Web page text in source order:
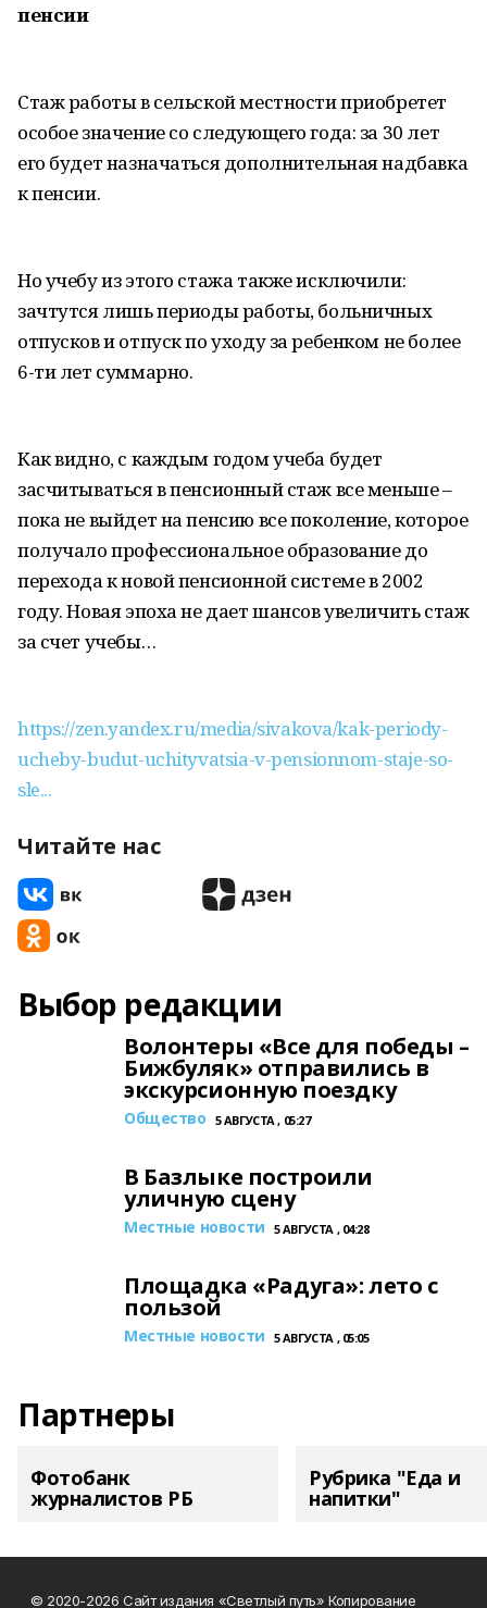
пенсии
Стаж работы в сельской местности приобретет
особое значение со следующего года: за 30 лет
его будет назначаться дополнительная надбавка
к пенсии.
Но учебу из этого стажа также исключили:
зачтутся лишь периоды работы, больничных
отпусков и отпуск по уходу за ребенком не более
6-ти лет суммарно.
Как видно, с каждым годом учеба будет
засчитываться в пенсионный стаж все меньше –
пока не выйдет на пенсию все поколение, которое
получало профессиональное образование до
перехода к новой пенсионной системе в 2002
году. Новая эпоха не дает шансов увеличить стаж
за счет учебы…
https://zen.yandex.ru/media/sivakova/kak-periody-
ucheby-budut-uchityvatsia-v-pensionnom-staje-so-
sle...
Читайте нас
Выбор редакции
Волонтеры «Все для победы –
Бижбуляк» отправились в
экскурсионную поездку
Общество 5 АВГУСТА , 05:27
В Базлыке построили
уличную сцену
Местные новости 5 АВГУСТА , 04:28
Площадка «Радуга»: лето с
пользой
Местные новости 5 АВГУСТА , 05:05
Партнеры
Фотобанк
журналистов РБ
Рубрика "Еда и
напитки"
© 2020-2026 Сайт издания «Светлый путь» Копирование